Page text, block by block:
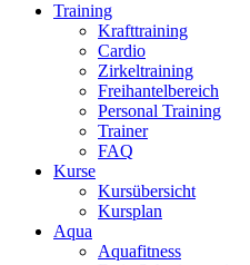
Training
Krafttraining
Cardio
Zirkeltraining
Freihantelbereich
Personal Training
Trainer
FAQ
Kurse
Kursübersicht
Kursplan
Aqua
Aquafitness